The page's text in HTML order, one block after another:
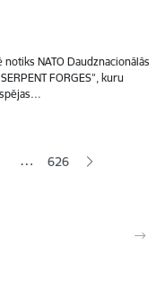
NATO Daudznacionālās
FORGES”, kuru
… 626